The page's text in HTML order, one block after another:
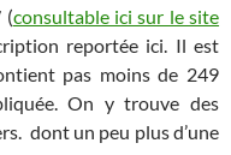
(consultable ici sur le site
reportée ici. Il est
pas moins de 249
On y trouve des
dont un peu plus d’une